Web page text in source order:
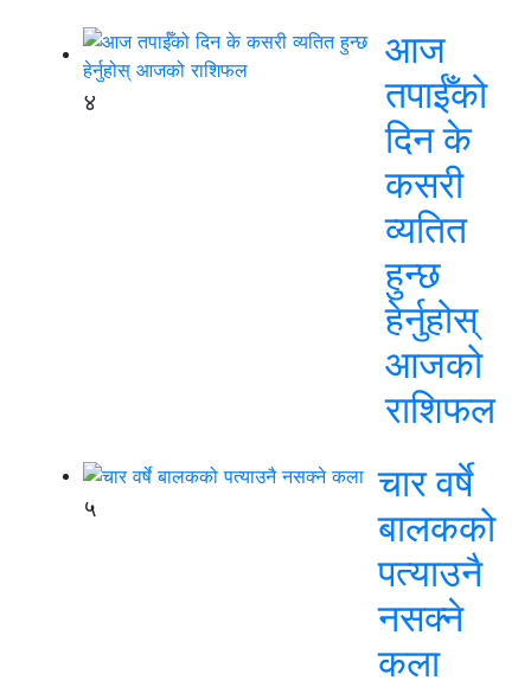
४
आज
तपाईँको
दिन के
कसरी
व्यतित
हुन्छ
हेर्नुहोस्
आजको
राशिफल
५
चार वर्षे
बालकको
पत्याउनै
नसक्ने
कला